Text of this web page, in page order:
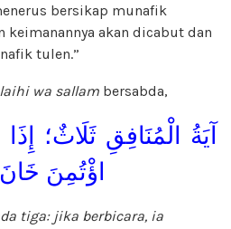
bersikap munafik
keimanannya akan dicabut dan
tulen.”
wa sallam bersabda,
آيَةُ الْمُنَافِقِ ثَلَاثٌ؛
اؤْتُمِنَ
tiga: jika berbicara, ia